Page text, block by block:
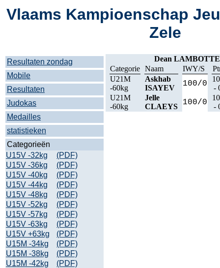
Vlaams Kampioenschap
Zele
Resultaten zondag
Mobile
Resultaten
Judokas
Medailles
statistieken
Categorieën
U15V -32kg
(PDF)
U15V -36kg
(PDF)
U15V -40kg
(PDF)
U15V -44kg
(PDF)
U15V -48kg
(PDF)
U15V -52kg
(PDF)
U15V -57kg
(PDF)
U15V -63kg
(PDF)
U15V +63kg
(PDF)
U15M -34kg
(PDF)
U15M -38kg
(PDF)
U15M -42kg
(PDF)
Dean
Categorie Naam IWY/S
U21M
-60kg
Askhab
ISAYEV
100/0
-
U21M
-60kg
Jelle
CLAEYS
100/0
-